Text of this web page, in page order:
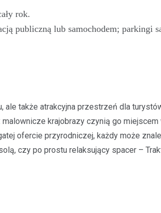
rok.
publiczną lub samochodem; parkingi
także atrakcyjna przestrzeń dla
krajobrazy czynią go
ofercie przyrodniczej, każdy może
czy po prostu relaksujący spacer –
Areszt dla 31-
alkoholu i
12 maja 2026
Wydarzenia z 2026